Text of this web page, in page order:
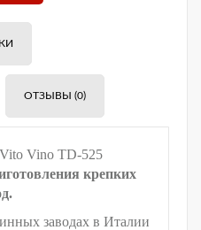
ОТЗЫВЫ (0)
Vino TD-525
крепких
заводах в Италии